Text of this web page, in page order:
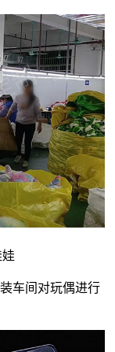
车间对玩偶进行